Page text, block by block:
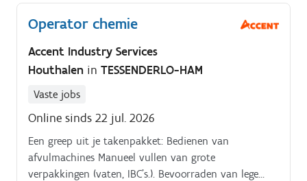
centraal in alles wat ze doen.
Operator chemie
Accent Industry Services
Houthalen in TESSENDERLO-HAM
Vaste jobs
Online sinds 22 jul. 2026
Een greep uit je takenpakket: Bedienen van
afvulmachines Manueel vullen van grote
verpakkingen (vaten, IBC's.). Bevoorraden van lege